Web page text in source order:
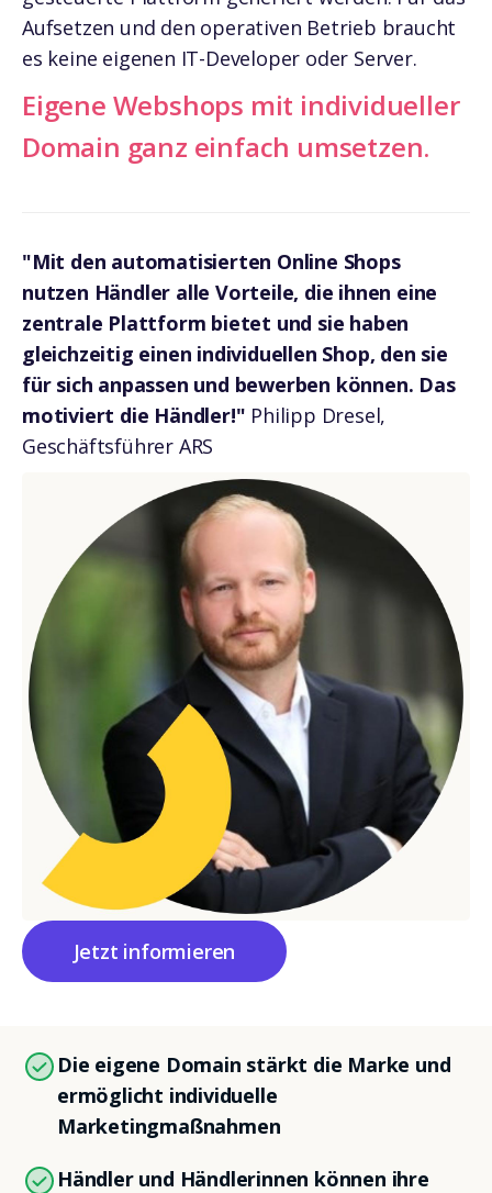
Aufsetzen und den operativen Betrieb braucht
es keine eigenen IT-Developer oder Server.
Eigene Webshops mit individueller
Domain ganz einfach umsetzen.
"Mit den automatisierten Online Shops
nutzen Händler alle Vorteile, die ihnen eine
zentrale Plattform bietet und sie haben
gleichzeitig einen individuellen Shop, den sie
für sich anpassen und bewerben können. Das
motiviert die Händler!" Philipp Dresel,
Geschäftsführer ARS
Jetzt informieren
Die eigene Domain stärkt die Marke und
ermöglicht individuelle
Marketingmaßnahmen
Händler und Händlerinnen können ihre